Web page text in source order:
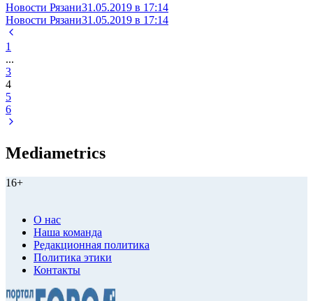
Новости Рязани31.05.2019 в 17:14
Новости Рязани31.05.2019 в 17:14
1
...
3
4
5
6
Mediametrics
16+
О нас
Наша команда
Редакционная политика
Политика этики
Контакты